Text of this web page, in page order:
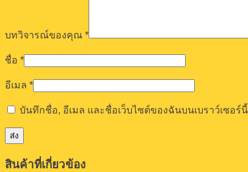
บทวิจารณ์ของคุณ *
ชื่อ *
อีเมล *
บันทึกชื่อ, อีเมล และชื่อเว็บไซต์ของฉันบนเบราว์เซอร์
สินค้าที่เกี่ยวข้อง